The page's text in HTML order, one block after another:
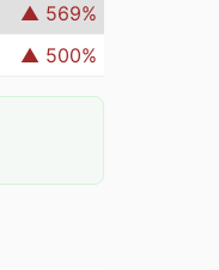
▲ 569%
▲ 500%